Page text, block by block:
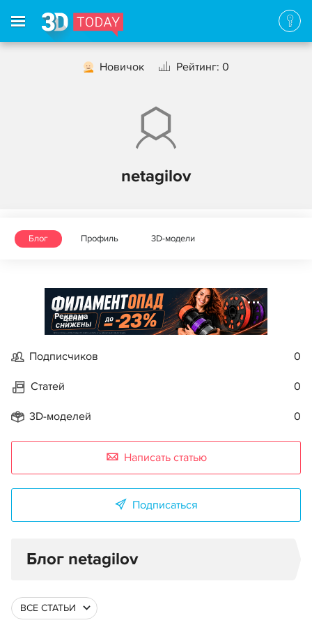
Новичок Рейтинг: 0
netagilov
Блог Профиль 3D-модели
Реклама
Подписчиков 0
Статей 0
3D-моделей 0
Написать статью
Подписаться
Блог netagilov
ВСЕ СТАТЬИ